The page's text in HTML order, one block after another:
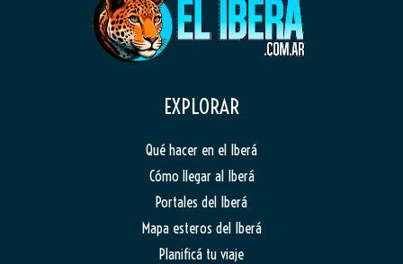
EXPLORAR
Qué hacer en el Iberá
Cómo llegar al Iberá
Portales del Iberá
Mapa esteros del Iberá
Planificá tu viaje